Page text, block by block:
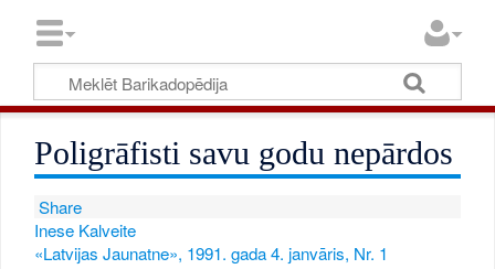
Poligrāfisti savu godu nepārdos
Share
Inese Kalveite
«Latvijas Jaunatne», 1991. gada 4. janvāris, Nr. 1